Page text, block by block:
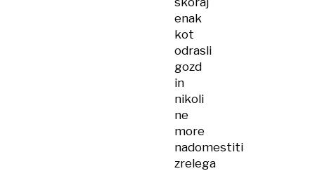
enak
kot
odrasli
gozd
in
nikoli
ne
more
nadomestiti
zrelega